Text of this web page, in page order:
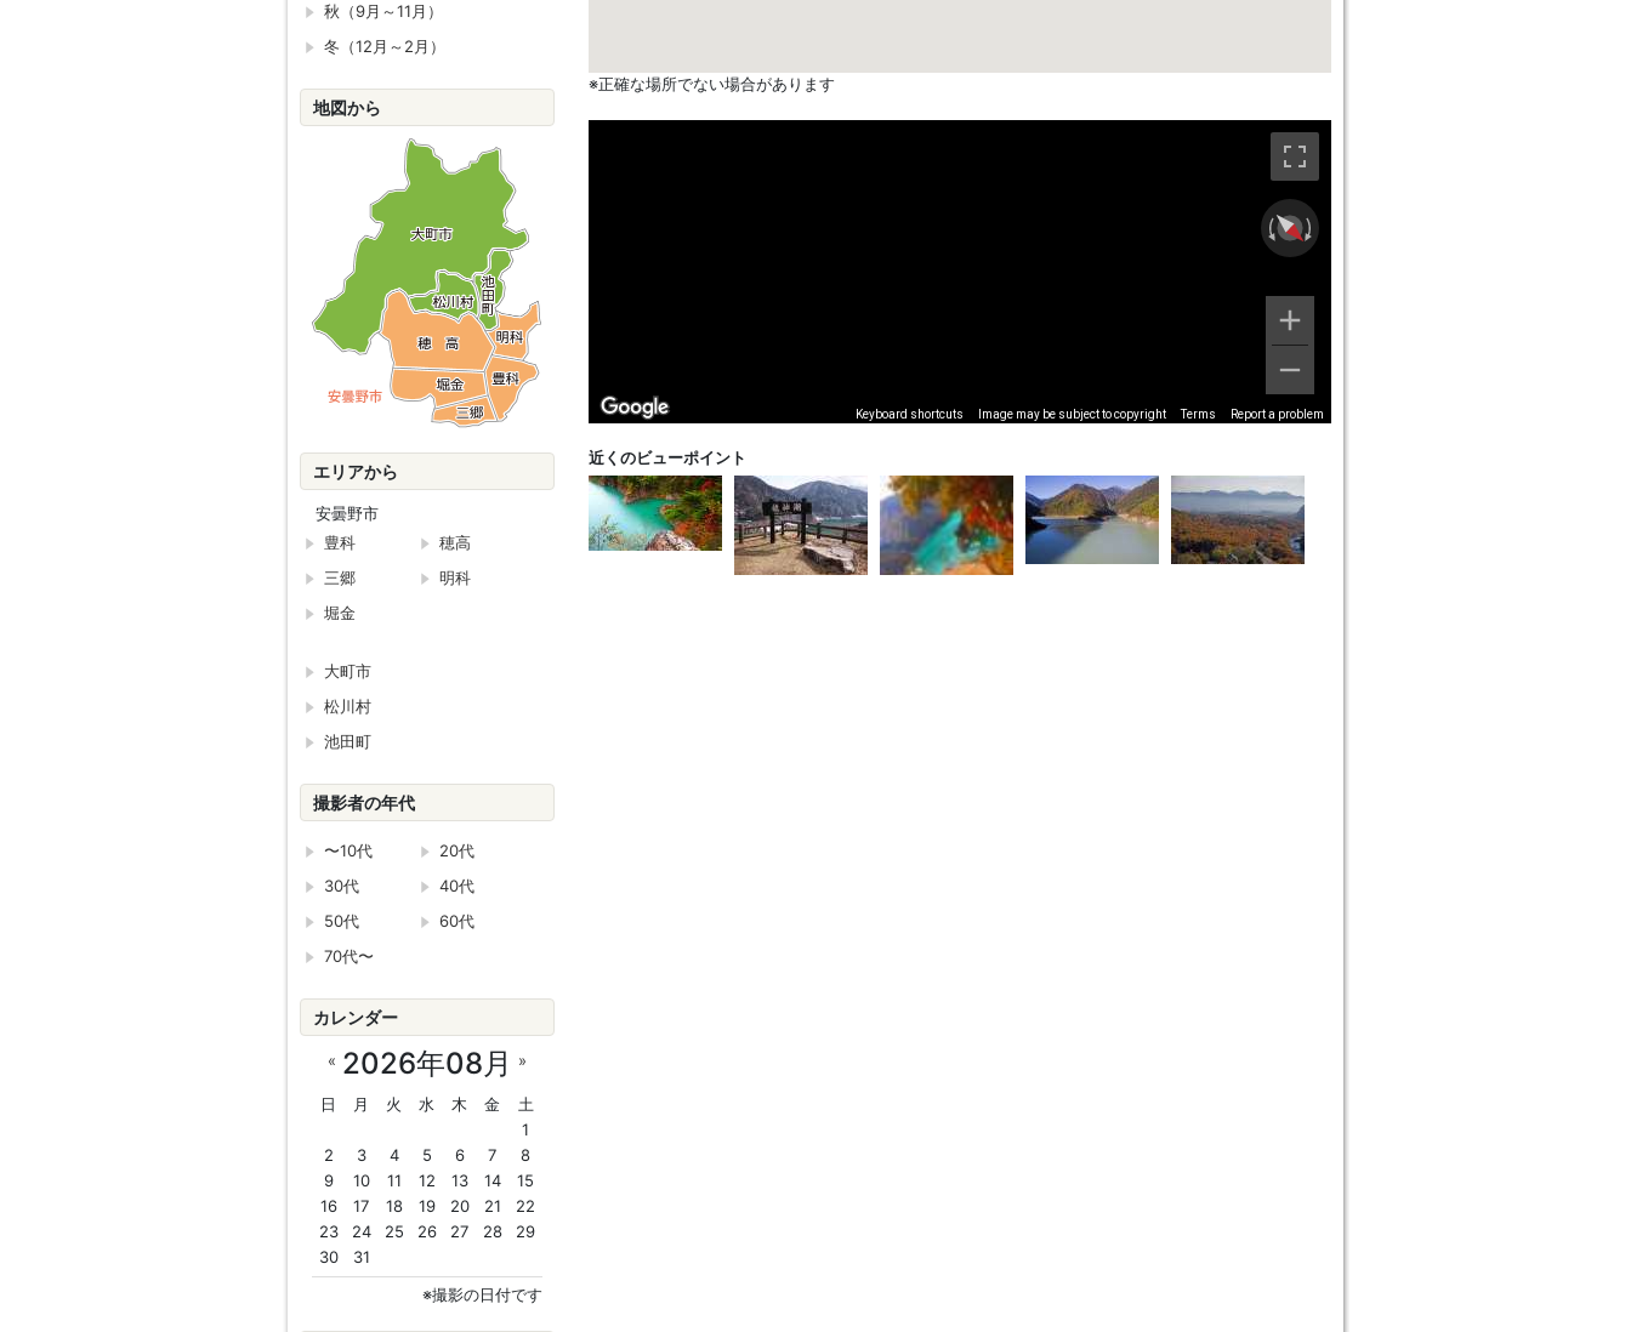
※正確な場所でない場合があります
Keyboard shortcuts Image may be subject to copyright Terms Report a problem
近くのビューポイント
秋（9月～11月）
冬（12月～2月）
地図から
エリアから
安曇野市
豊科
穂高
三郷
明科
堀金
大町市
松川村
池田町
撮影者の年代
〜10代
20代
30代
40代
50代
60代
70代〜
カレンダー
2026年08月
« »
日 月 火 水 木 金
土
1
2
3 4 5 6 7
8
9
10 11 12 13 14
15
16
17 18 19 20 21
22
23
24 25 26 27 28
29
30
31
※撮影の日付です